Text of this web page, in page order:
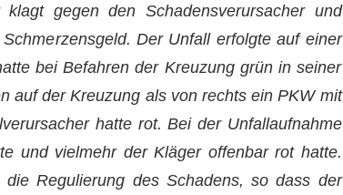
gegen den Schadensverursacher und
Der Unfall erfolgte auf einer
bei Befahren der Kreuzung grün in seiner
auf der Kreuzung als von rechts ein PKW mit
hatte rot. Bei der Unfallaufnahme
und vielmehr der Kläger offenbar rot hatte.
Regulierung des Schadens, so dass der